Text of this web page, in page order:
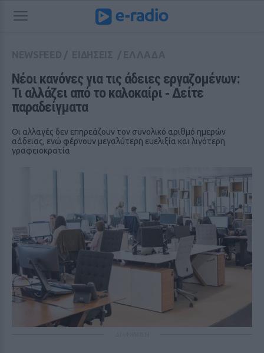
Νέοι κανόνες για τις άδειες εργαζομένων:
Τι αλλάζει από το καλοκαίρι ‑ Δείτε
παραδείγματα
Οι αλλαγές δεν επηρεάζουν τον συνολικό αριθμό ημερών
αάδειας, ενώ φέρνουν μεγαλύτερη ευελιξία και λιγότερη
γραφειοκρατία